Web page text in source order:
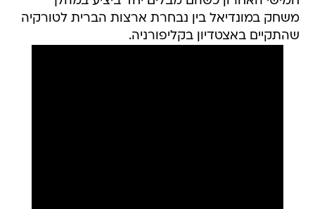
משחק במונדיאל בין נבחרת ארצות הברית לטורקיה
שהתקיים באצטדיון בקליפורניה.